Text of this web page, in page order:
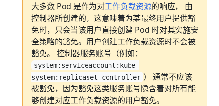
大多数 Pod 是作为对工作负载资源的响应， 由
控制器所创建的，这意味着为某最终用户提供豁
免时，只会当该用户直接创建 Pod 时对其实施安
全策略的豁免。用户创建工作负载资源时不会被
豁免。 控制器服务账号（例如：
system:serviceaccount:kube-
system:replicaset-controller ） 通常不应该
被豁免，因为豁免这类服务账号隐含着对所有能
够创建对应工作负载资源的用户豁免。